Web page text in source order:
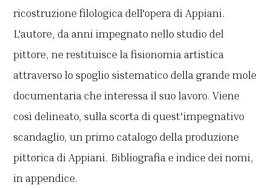
ricostruzione filologica dell'opera di Appiani.
L'autore, da anni impegnato nello studio del
pittore, ne restituisce la fisionomia artistica
attraverso lo spoglio sistematico della grande mole
documentaria che interessa il suo lavoro. Viene
così delineato, sulla scorta di quest'impegnativo
scandaglio, un primo catalogo della produzione
pittorica di Appiani. Bibliografia e indice dei nomi,
in appendice.